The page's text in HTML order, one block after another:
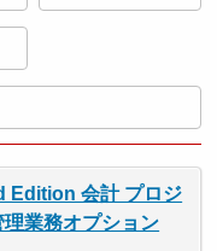
Edition 会計 プロジ
理業務オプション